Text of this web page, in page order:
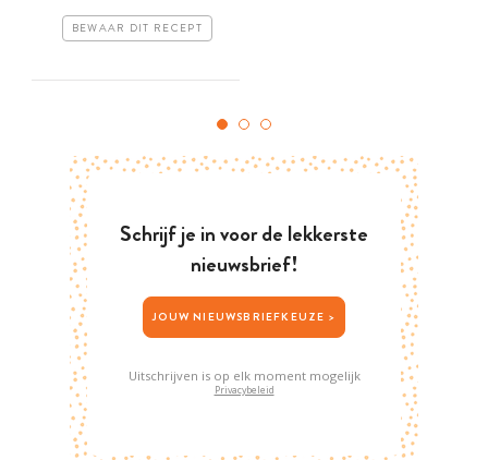
BEWAAR DIT RECEPT
Schrijf je in voor de lekkerste
nieuwsbrief!
JOUW NIEUWSBRIEFKEUZE >
Uitschrijven is op elk moment mogelijk
Privacybeleid